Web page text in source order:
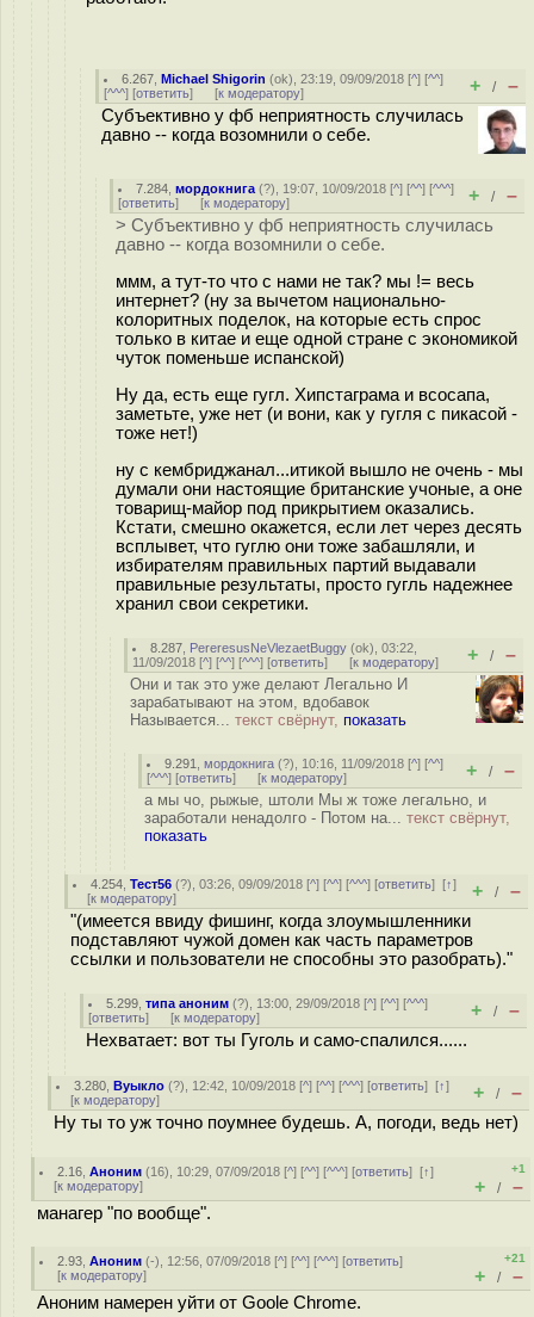
6.267 ,Michael Shigorin (ok), 23:19, 09/09/2018 [^] [^^]
[^^^] [ответить] [к модератору] + / –
Субъективно у фб неприятность случилась
давно -- когда возомнили о себе.
7.284 ,мордокнига (?), 19:07, 10/09/2018 [^] [^^] [^^^]
[ответить] [к модератору] + / –
> Субъективно у фб неприятность случилась
давно -- когда возомнили о себе.
ммм, а тут-то что с нами не так? мы != весь
интернет? (ну за вычетом национально-
колоритных поделок, на которые есть спрос
только в китае и еще одной стране с экономикой
чуток поменьше испанской)
Ну да, есть еще гугл. Хипстаграма и всосапа,
заметьте, уже нет (и вони, как у гугля с пикасой -
тоже нет!)
ну с кембриджанaл...итикой вышло не очень - мы
думали они настоящие британские учоные, а оне
товарищ-майор под прикрытием оказались.
Кстати, смешно окажется, если лет через десять
всплывет, что гуглю они тоже забашляли, и
избирателям правильных партий выдавали
правильные результаты, просто гугль надежнее
хранил свои секретики.
8.287 PereresusNeVlezaetBuggy (ok), 03:22,
11/09/2018 [^] [^^] [^^^] [ответить] [к модератору] + / –
Они и так это уже делают Легально И
зарабатывают на этом, вдобавок
Называется... текст свёрнут, показать
9.291 ,мордокнига (?), 10:16, 11/09/2018 [^] [^^]
[^^^] [ответить] [к модератору] + / –
а мы чо, рыжые, штоли Мы ж тоже легально, и
заработали ненадолго - Потом на... текст свёрнут,
показать
4.254 ,Тест56 (?), 03:26, 09/09/2018 [^] [^^] [^^^] [ответить][↑]
[к модератору] + / –
"(имеется ввиду фишинг, когда злоумышленники
подставляют чужой домен как часть параметров
ссылки и пользователи не способны это разобрать)."
5.299 ,типа аноним (?), 13:00, 29/09/2018 [^] [^^] [^^^]
[ответить] [к модератору] + / –
Нехватает: вот ты Гуголь и само-спалился......
3.280 ,Вуыкло (?), 12:42, 10/09/2018 [^] [^^] [^^^] [ответить][↑]
[к модератору] + / –
Ну ты то уж точно поумнее будешь. А, погоди, ведь нет)
2.16 ,Аноним (16), 10:29, 07/09/2018 [^] [^^] [^^^] [ответить][↑]
[к модератору]
+1
+ / –
манагер "по вообще".
2.93 ,Аноним (-), 12:56, 07/09/2018 [^] [^^] [^^^] [ответить]
[к модератору]
+21
+ / –
Аноним намерен уйти от Goole Chrome.